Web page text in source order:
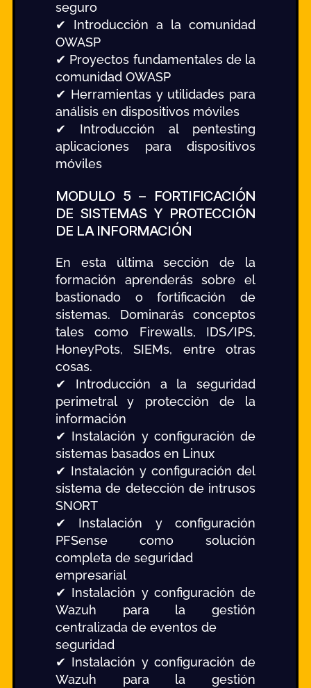
seguro
✔ Introducción a la comunidad
OWASP
✔ Proyectos fundamentales de la
comunidad OWASP
✔ Herramientas y utilidades para
análisis en dispositivos móviles
✔ Introducción al pentesting
aplicaciones para dispositivos
móviles
MODULO 5 – FORTIFICACIÓN
DE SISTEMAS Y PROTECCIÓN
DE LA INFORMACIÓN
En esta última sección de la
formación aprenderás sobre el
bastionado o fortificación de
sistemas. Dominarás conceptos
tales como Firewalls, IDS/IPS,
HoneyPots, SIEMs, entre otras
cosas.
✔ Introducción a la seguridad
perimetral y protección de la
información
✔ Instalación y configuración de
sistemas basados en Linux
✔ Instalación y configuración del
sistema de detección de intrusos
SNORT
✔ Instalación y configuración
PFSense como solución
completa de seguridad
empresarial
✔ Instalación y configuración de
Wazuh para la gestión
centralizada de eventos de
seguridad
✔ Instalación y configuración de
Wazuh para la gestión